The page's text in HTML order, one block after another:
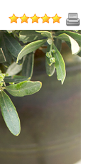
1 2 3 4 5